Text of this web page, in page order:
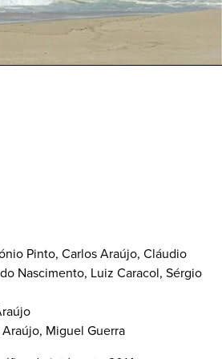
Pinto, Carlos Araújo, Cláudio
Nascimento, Luiz Caracol, Sérgio
Miguel Guerra